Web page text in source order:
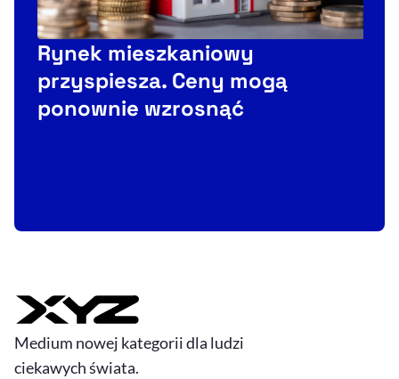
Rynek mieszkaniowy
przyspiesza. Ceny mogą
ponownie wzrosnąć
Medium nowej kategorii dla ludzi
ciekawych świata.